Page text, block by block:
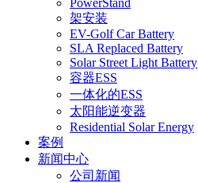
PowerStand
架安装
EV-Golf Car Battery
SLA Replaced Battery
Solar Street Light Battery
容器ESS
一体化的ESS
太阳能逆变器
Residential Solar Energy
案例
新闻中心
公司新闻